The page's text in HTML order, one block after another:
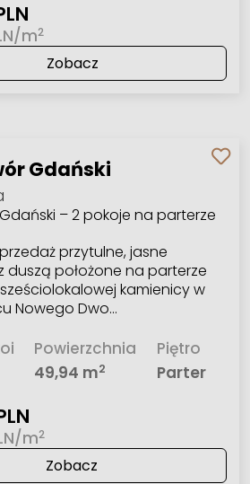
m2
Zobacz
Gdański
– 2 pokoje na parterze
przytulne, jasne
duszą położone na parterze
kamienicy w
Nowego Dwo…
Powierzchnia
49,94 m2
Piętro
Parter
m2
Zobacz